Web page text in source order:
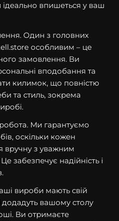
впишеться у ваш
Один з головних
особливим – це
замовлення. Ви
вподобання та
килимок, що повністю
та стиль, зокрема
робота. Ми гарантуємо
оскільки кожен
вручну з уважним
забезпечує надійність і
вироби мають свій
вашому столу
Ви отримаєте